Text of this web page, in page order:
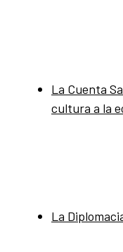
La Cuenta
cultura a la
La